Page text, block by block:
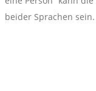
beider Sprachen sein.